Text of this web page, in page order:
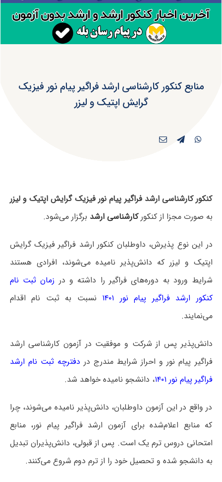
منابع کنکور کارشناسی ارشد فراگیر پیام نور فیزیک
گرایش اپتیک و لیزر
کنکور کارشناسی ارشد فراگیر پیام نور فیزیک گرایش اپتیک و لیزر
به صورت مجزا از کنکورکارشناسی ارشد برگزار می‌شود.
در این نوع پذیرش، داوطلبان کنکور ارشد فراگیر فیزیک گرایش
اپتیک و لیزر که دانش‌پذیر نامیده می‌شوند، افرادی هستند
شرایط ورود به دوره‌های فراگیر را داشته و در زمان ثبت نام
کنکور ارشد فراگیر پیام نور ۱۴۰۱
نسبت به ثبت نام اقدام
می‌نمایند.
دانش‌پذیر پس از شرکت و موفقیت در آزمون کارشناسی ارشد
فراگیر پیام نور و احراز شرایط مندرج در دفترچه ثبت نام ارشد
فراگیر پیام نور ۱۴۰۱
، دانشجو نامیده خواهد شد.
در واقع در این آزمون داوطلبان، دانش‌پذیر نامیده می‌شوند، چرا
که منابع اعلام‌شده برای آزمون ارشد فراگیر پیام نور، منابع
امتحانی دروس ترم یک است. پس از قبولی، دانش‌پذیران تبدیل
به دانشجو شده و تحصیل خود را از ترم دوم شروع می‌کنند.